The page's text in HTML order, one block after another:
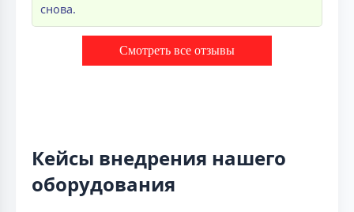
снова.
Смотреть все отзывы
Кейсы внедрения нашего
оборудования